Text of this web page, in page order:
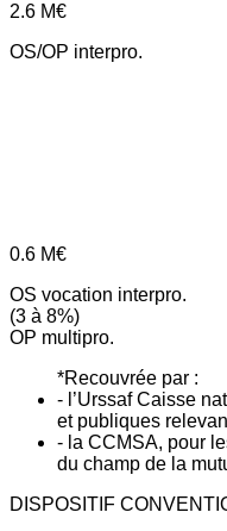
2.6 M€
OS/OP interpro.
0.6 M€
OS vocation interpro.
(3 à 8%)
OP multipro.
*Recouvrée par :
- l’Urssaf Caisse
et publiques
- la CCMSA, pour
du champ de la
DISPOSITIF